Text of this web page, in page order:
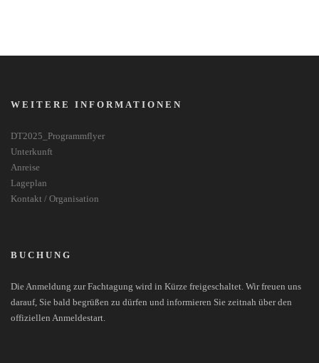
WEITERE INFORMATIONEN
DT2025_Programmflyer
Unterkunft
Anreise
Lageplan
Kontakt / Organisation
BUCHUNG
Die Anmeldung zur Fachtagung wird in Kürze freigeschaltet. Wir freuen uns
darauf, Sie bald begrüßen zu dürfen und informieren Sie zeitnah über den
offiziellen Anmeldestart.